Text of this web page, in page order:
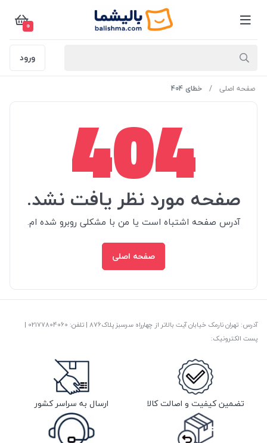
0
ورود
صفحه اصلی خطای 404
404
صفحه مورد نظر یافت نشد.
آدرس صفحه اشتباه است یا من با مشکلی روبرو شده ام.
صفحه اصلی
آدرس: تهران نارمک خیابان آیت بالاتر از چهارراه سرسبز پلاک876 | تلفن: ‎02177804060 |
پست الکترونیک:
تضمین کیفیت و اصالت کالا ارسال به سراسر کشور